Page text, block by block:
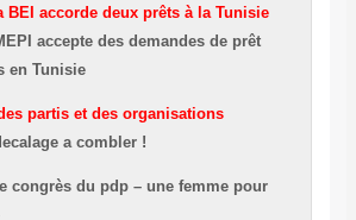
BEI accorde deux prêts à la Tunisie
accepte des demandes de prêt
en Tunisie
partis et des organisations
a combler !
congrès du pdp – une femme pour